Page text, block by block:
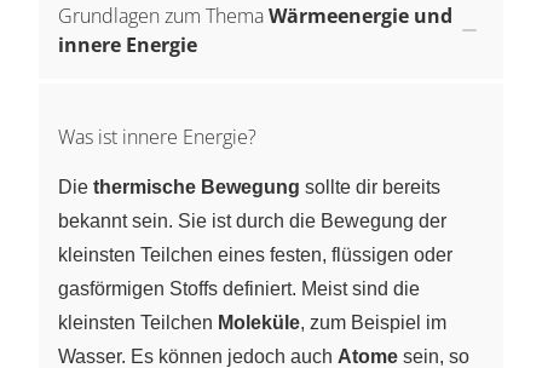
Grundlagen zum ThemaWärmeenergie und
innere Energie
Was ist innere Energie?
Die thermische Bewegung sollte dir bereits
bekannt sein. Sie ist durch die Bewegung der
kleinsten Teilchen eines festen, flüssigen oder
gasförmigen Stoffs definiert. Meist sind die
kleinsten Teilchen Moleküle, zum Beispiel im
Wasser. Es können jedoch auch Atome sein, so